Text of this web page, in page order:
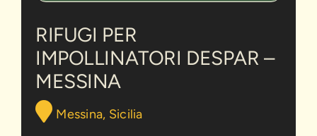
RIFUGI PER
IMPOLLINATORI DESPAR –
MESSINA
Messina, Sicilia
Despar
–
Messina